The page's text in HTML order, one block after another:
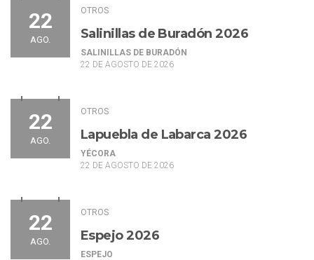
22
AGO.
OTROS
Salinillas de Buradón 2026
SALINILLAS DE BURADÓN
22 DE AGOSTO DE 2026
22
AGO.
OTROS
Lapuebla de Labarca 2026
YÉCORA
22 DE AGOSTO DE 2026
22
AGO.
OTROS
Espejo 2026
ESPEJO